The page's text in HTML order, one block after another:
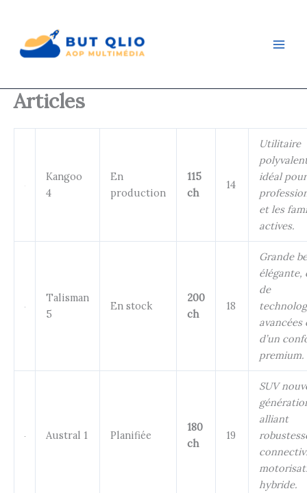
contenu
Articles
Kangoo
4
En
production
115
ch
14
Utilitaire
idéal
et les
actives.
Talisman
5
En stock
200
ch
18
Grande
élégante,
de
avancées
d’un
premium.
Austral 1 Planifiée
180
ch
19
SUV
alliant
hybride.